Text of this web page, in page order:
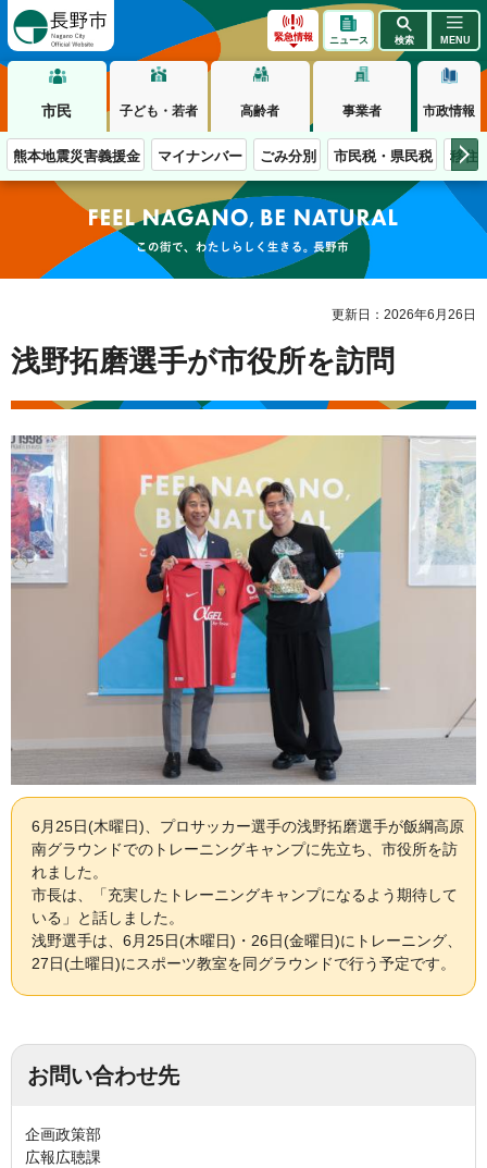
緊急情報 ニュース 検索 MENU
市民 子ども・若者 高齢者 事業者 市政情報
熊本地震災害義援金 マイナンバー ごみ分別 市民税・県民税 移住
この街で、わたしらしく生きる。長野市
更新日：2026年6月26日
浅野拓磨選手が市役所を訪問
6月25日(木曜日)、プロサッカー選手の浅野拓磨選手が飯綱高原
南グラウンドでのトレーニングキャンプに先立ち、市役所を訪
れました。
市長は、「充実したトレーニングキャンプになるよう期待して
いる」と話しました。
浅野選手は、6月25日(木曜日)・26日(金曜日)にトレーニング、
27日(土曜日)にスポーツ教室を同グラウンドで行う予定です。
お問い合わせ先
企画政策部
広報広聴課